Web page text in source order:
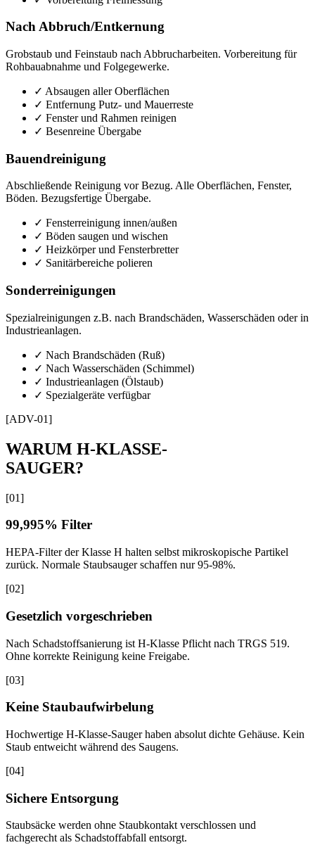
Nach Abbruch/Entkernung
Grobstaub und Feinstaub nach Abbrucharbeiten. Vorbereitung für
Rohbauabnahme und Folgegewerke.
✓ Absaugen aller Oberflächen
✓ Entfernung Putz- und Mauerreste
✓ Fenster und Rahmen reinigen
✓ Besenreine Übergabe
Bauendreinigung
Abschließende Reinigung vor Bezug. Alle Oberflächen, Fenster,
Böden. Bezugsfertige Übergabe.
✓ Fensterreinigung innen/außen
✓ Böden saugen und wischen
✓ Heizkörper und Fensterbretter
✓ Sanitärbereiche polieren
Sonderreinigungen
Spezialreinigungen z.B. nach Brandschäden, Wasserschäden oder in
Industrieanlagen.
✓ Nach Brandschäden (Ruß)
✓ Nach Wasserschäden (Schimmel)
✓ Industrieanlagen (Ölstaub)
✓ Spezialgeräte verfügbar
[ADV-01]
WARUM H-KLASSE-
SAUGER?
[01]
99,995% Filter
HEPA-Filter der Klasse H halten selbst mikroskopische Partikel
zurück. Normale Staubsauger schaffen nur 95-98%.
[02]
Gesetzlich vorgeschrieben
Nach Schadstoffsanierung ist H-Klasse Pflicht nach TRGS 519.
Ohne korrekte Reinigung keine Freigabe.
[03]
Keine Staubaufwirbelung
Hochwertige H-Klasse-Sauger haben absolut dichte Gehäuse. Kein
Staub entweicht während des Saugens.
[04]
Sichere Entsorgung
Staubsäcke werden ohne Staubkontakt verschlossen und
fachgerecht als Schadstoffabfall entsorgt.